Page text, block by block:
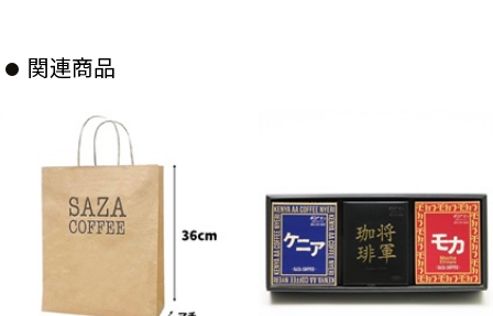
関連商品